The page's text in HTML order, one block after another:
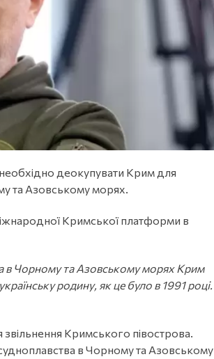
деокупувати Крим для
та Азовському морях.
Кримської платформи в
в Чорному та Азовському морях Крим
родину, як це було в 1991 році.
Кримського півострова.
в Чорному та Азовському